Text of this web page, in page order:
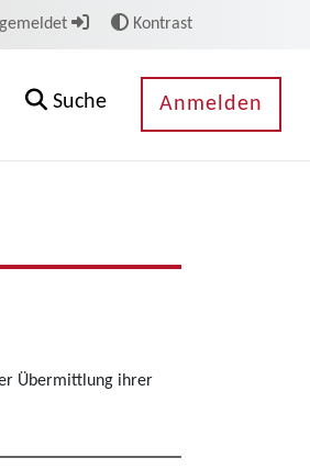
Kontrast
Suche Anmelden
Übermittlung ihrer